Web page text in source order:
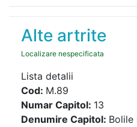
Alte artrite
Localizare nespecificata
Lista detalii
Cod: M.89
Numar Capitol: 13
Denumire Capitol: Bolile